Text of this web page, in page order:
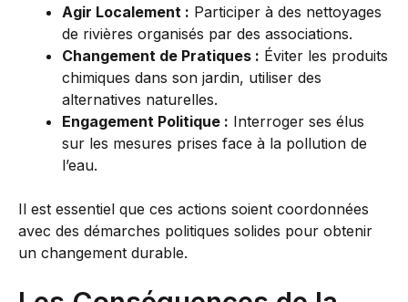
Agir Localement : Participer à des nettoyages
de rivières organisés par des associations.
Changement de Pratiques : Éviter les produits
chimiques dans son jardin, utiliser des
alternatives naturelles.
Engagement Politique : Interroger ses élus
sur les mesures prises face à la pollution de
l’eau.
Il est essentiel que ces actions soient coordonnées
avec des démarches politiques solides pour obtenir
un changement durable.